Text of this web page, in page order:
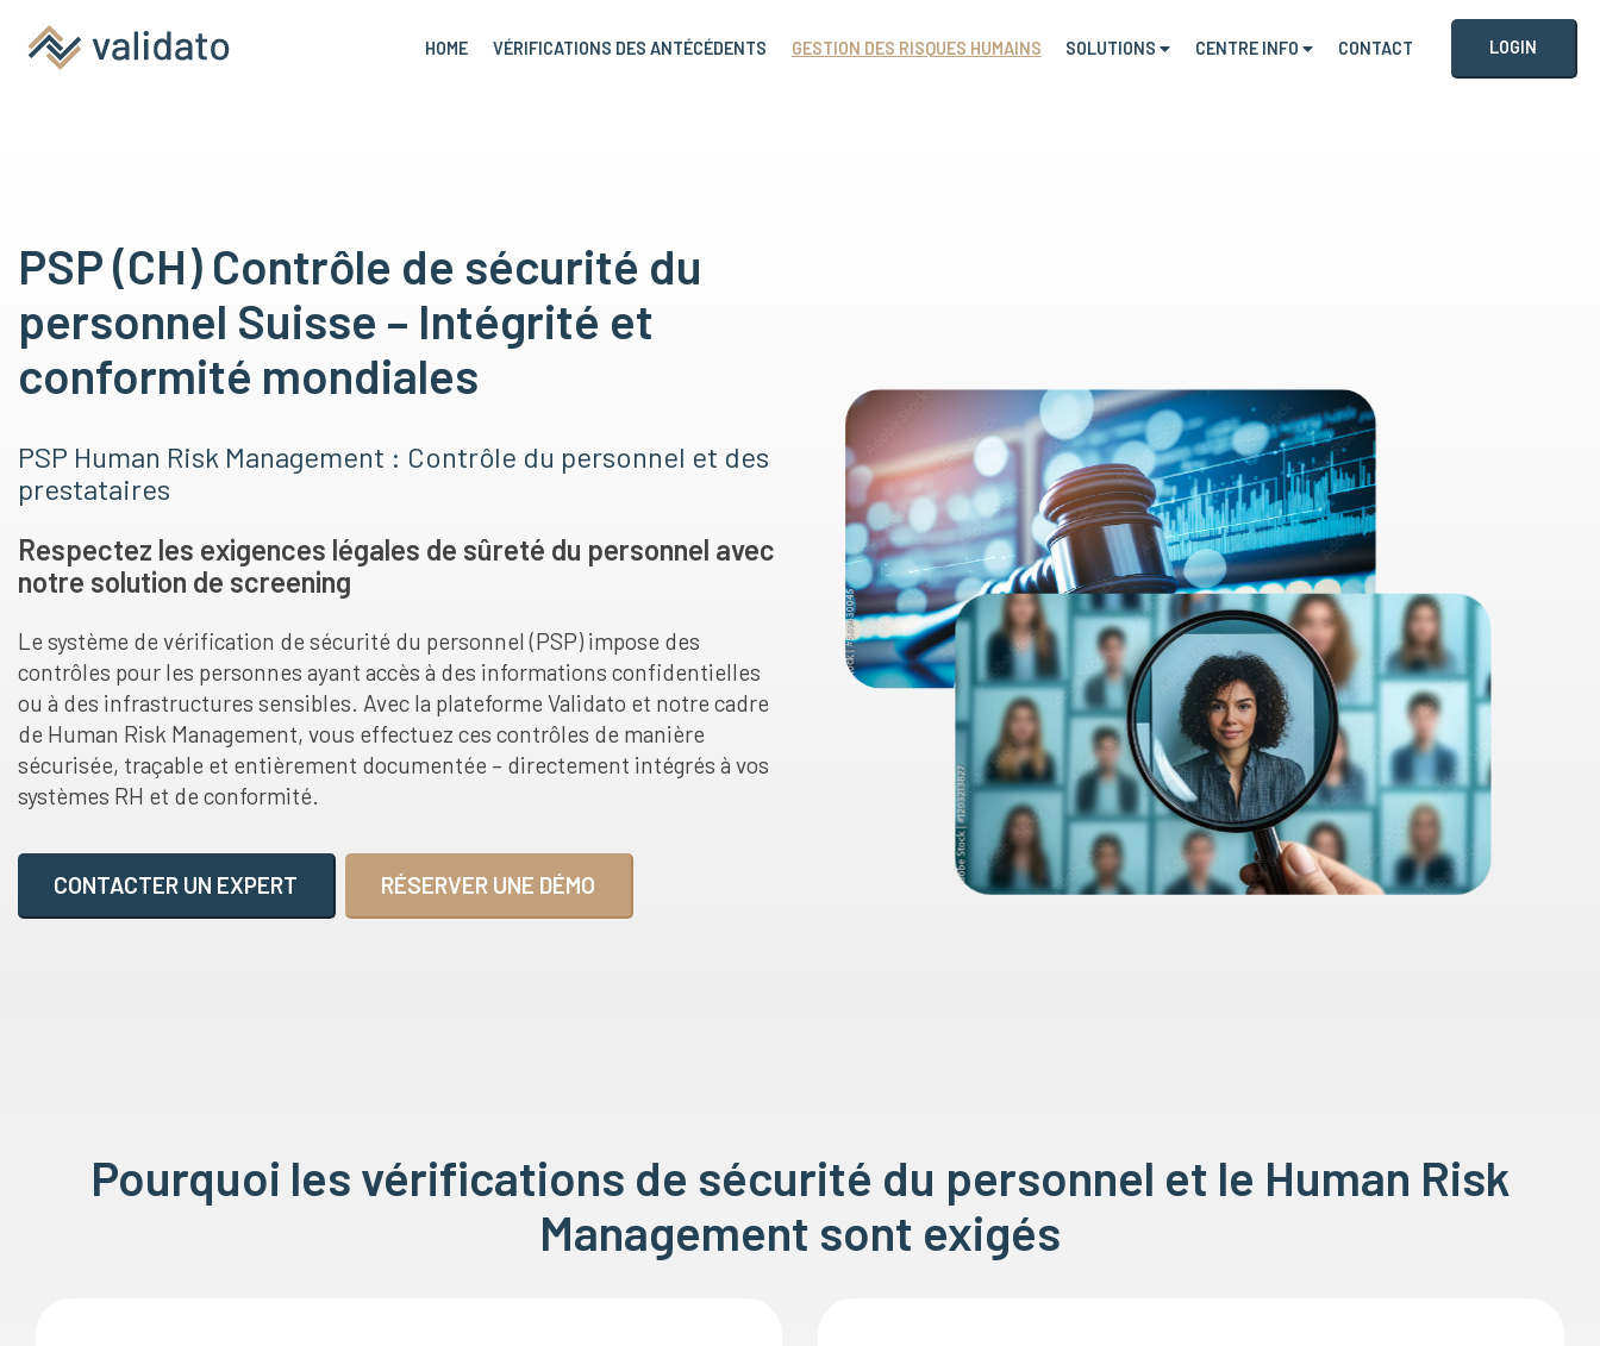
HOME VÉRIFICATIONS DES ANTÉCÉDENTS GESTION DES RISQUES HUMAINS SOLUTIONS CENTRE INFO CONTACT LOGIN
PSP (CH) Contrôle de sécurité du
personnel Suisse – Intégrité et
conformité mondiales
PSP Human Risk Management : Contrôle du personnel et des
prestataires
Respectez les exigences légales de sûreté du personnel avec
notre solution de screening
Le système de vérification de sécurité du personnel (PSP) impose des
contrôles pour les personnes ayant accès à des informations confidentielles
ou à des infrastructures sensibles. Avec la plateforme Validato et notre cadre
de Human Risk Management, vous effectuez ces contrôles de manière
sécurisée, traçable et entièrement documentée – directement intégrés à vos
systèmes RH et de conformité.
CONTACTER UN EXPERT RÉSERVER UNE DÉMO
Pourquoi les vérifications de sécurité du personnel et le Human Risk
Management sont exigés